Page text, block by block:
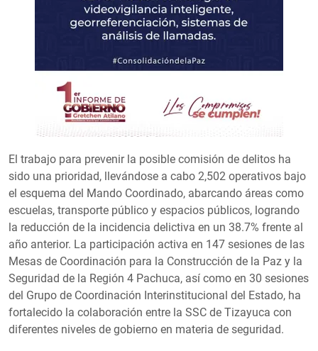
El trabajo para prevenir la posible comisión de delitos ha
sido una prioridad, llevándose a cabo 2,502 operativos bajo
el esquema del Mando Coordinado, abarcando áreas como
escuelas, transporte público y espacios públicos, logrando
la reducción de la incidencia delictiva en un 38.7% frente al
año anterior. La participación activa en 147 sesiones de las
Mesas de Coordinación para la Construcción de la Paz y la
Seguridad de la Región 4 Pachuca, así como en 30 sesiones
del Grupo de Coordinación Interinstitucional del Estado, ha
fortalecido la colaboración entre la SSC de Tizayuca con
diferentes niveles de gobierno en materia de seguridad.